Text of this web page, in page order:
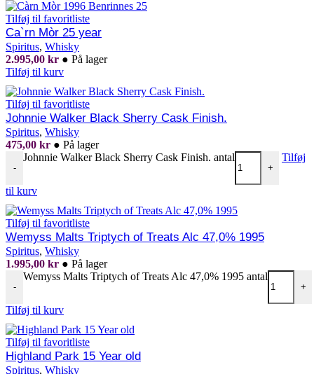
Tilføj til favoritliste
Ca`rn Mòr 25 year
Spiritus, Whisky
2.995,00 kr ● På lager
Tilføj til kurv
Tilføj til favoritliste
Johnnie Walker Black Sherry Cask Finish.
Spiritus, Whisky
475,00 kr ● På lager
-
Johnnie Walker Black Sherry Cask Finish. antal
+
Tilføj
til kurv
Tilføj til favoritliste
Wemyss Malts Triptych of Treats Alc 47,0% 1995
Spiritus, Whisky
1.995,00 kr ● På lager
-
Wemyss Malts Triptych of Treats Alc 47,0% 1995 antal
+
Tilføj til kurv
Tilføj til favoritliste
Highland Park 15 Year old
Spiritus, Whisky